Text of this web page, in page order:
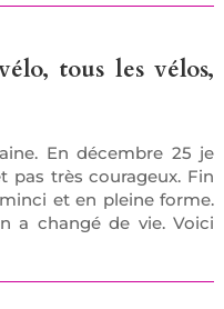
tous les vélos,
En décembre 25 je
pas très courageux. Fin
et en pleine forme.
a changé de vie. Voici